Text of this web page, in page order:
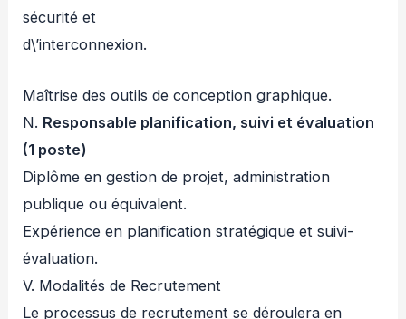
sécurité et
d\’interconnexion.
Maîtrise des outils de conception graphique.
N. Responsable planification, suivi et évaluation
(1 poste)
Diplôme en gestion de projet, administration
publique ou équivalent.
Expérience en planification stratégique et suivi-
évaluation.
V. Modalités de Recrutement
Le processus de recrutement se déroulera en